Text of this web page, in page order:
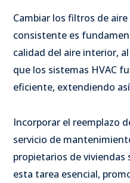
Cambiar los filtros de
consistente es
calidad del aire interior,
que los sistemas HVAC
eficiente, extendiendo
Incorporar el reemplazo
servicio de
propietarios de
esta tarea esencial,